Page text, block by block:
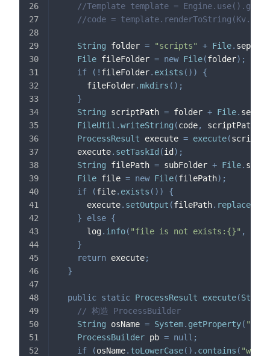
//Template template =
//code =
String folder = "scripts" + File.
File fileFolder = new File(folder) ;
if
( ! fileFolder. exists ( ) )
{
      fileFolder
.mkdirs ( ) ;
}
String scriptPath = folder + File.
FileUtil .writeString (code, scriptPath
ProcessResult execute = execute(
    execute
. setTaskId (id ) ;
String filePath = subFolder + File.
File file = new File(filePath) ;
if
(file. exists ( ) )
{
      execute
. setOutput (filePath. replace
}
else {
      log
. info( "file is not exists:{}" ,
}
return execute;
}
public static ProcessResult execute(String
// 构造 ProcessBuilder
String osName = System. getProperty(
ProcessBuilder pb = null ;
if
(osName. toLowerCase( ) . contains (